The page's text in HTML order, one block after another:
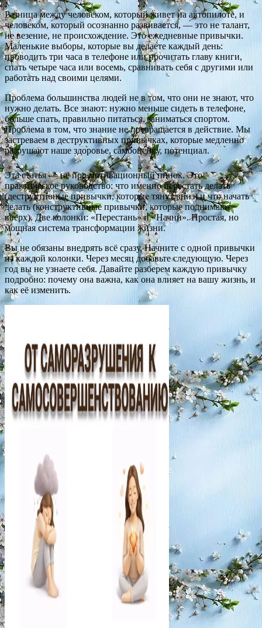
Разница между человеком, который живет на автопилоте, и
человеком, который осознанно развивается, — это не талант,
не везение, не происхождение. Это ежедневные привычки.
Маленькие выборы, которые вы делаете каждый день:
проводить три часа в телефоне или прочитать главу книги,
спать четыре часа или восемь, сравнивать себя с другими или
работать над своими целями.
Проблема большинства людей не в том, что они не знают, что
нужно делать. Все знают: нужно меньше сидеть в телефоне,
больше спать, правильно питаться, заниматься спортом.
Проблема в том, что знание не превращается в действие. Мы
застреваем в деструктивных привычках, которые медленно
разрушают наше здоровье, самооценку, потенциал.
Эта статья — не про мотивационный пинок. Это
практическое руководство: что именно перестать делать
(деструктивные привычки, которые тянут вниз) и что начать
делать (конструктивные привычки, которые поднимают
вверх). Две колонки: «Перестань» и «Начни». Простая, но
мощная система трансформации жизни.
Вы не обязаны внедрять всё сразу. Начните с одной привычки
из каждой колонки. Через месяц добавьте следующую. Через
год вы не узнаете себя. Давайте разберем каждую привычку
подробно: почему она важна, как она влияет на вашу жизнь, и
как её изменить.